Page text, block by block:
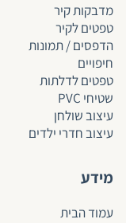
מדבקות קיר
טפטים לקיר
הדפסים / תמונות
חיפויים
טפטים לדלתות
שטיחי PVC
עיצוב שולחן
עיצוב חדרי ילדים
מידע
עמוד הבית